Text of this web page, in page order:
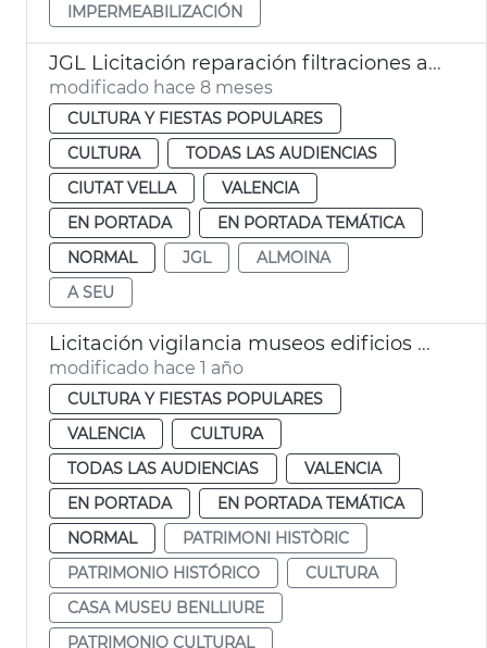
IMPERMEABILIZACIÓN
JGL Licitación reparación filtraciones agua l'Almoina València
modificado hace 8 meses
CULTURA Y FIESTAS POPULARES
CULTURA
TODAS LAS AUDIENCIAS
CIUTAT VELLA
VALENCIA
EN PORTADA
EN PORTADA TEMÁTICA
NORMAL
JGL
ALMOINA
A SEU
Licitación vigilancia museos edificios históricos municipales València
modificado hace 1 año
CULTURA Y FIESTAS POPULARES
VALENCIA
CULTURA
TODAS LAS AUDIENCIAS
VALENCIA
EN PORTADA
EN PORTADA TEMÁTICA
NORMAL
PATRIMONI HISTÒRIC
PATRIMONIO HISTÓRICO
CULTURA
CASA MUSEU BENLLIURE
PATRIMONIO CULTURAL